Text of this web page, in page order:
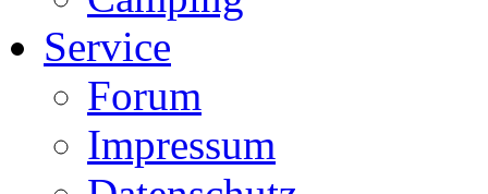
Service
Forum
Impressum